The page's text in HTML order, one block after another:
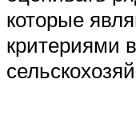
которые
критериями